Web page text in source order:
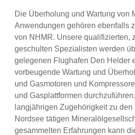
Die Überholung und Wartung von
Anwendungen gehören ebenfalls
von NHMR. Unsere qualifizierten,
geschulten Spezialisten werden
gelegenen Flughafen Den Helder
vorbeugende Wartung und
und Gasmotoren und
und Gasplattformen
langjährigen Zugehörigkeit zu den
Nordsee tätigen
gesammelten Erfahrungen kann